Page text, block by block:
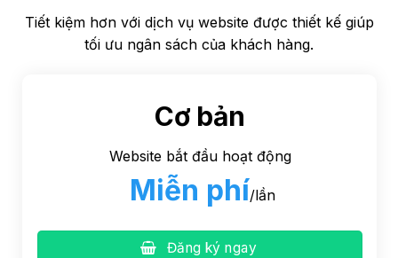
Tiết kiệm hơn với dịch vụ website được thiết kế giúp
tối ưu ngân sách của khách hàng.
Cơ bản
Website bắt đầu hoạt động
Miễn phí/lần
Đăng ký ngay